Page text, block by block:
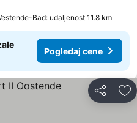
Bad: udaljenost 11.8 km
Pogledaj cene
Deli